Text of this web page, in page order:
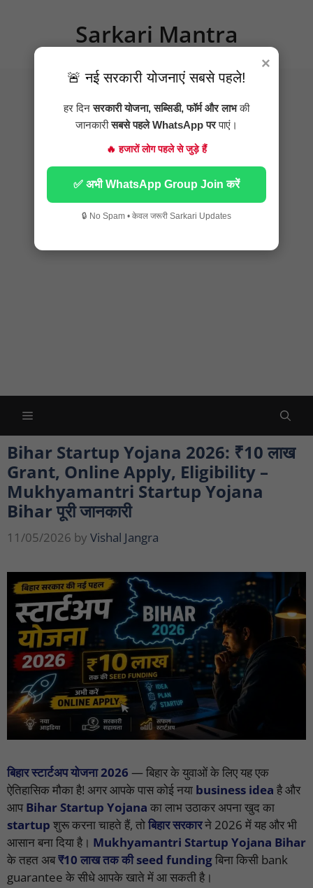
content
Sarkari Mantra
Menu
Bihar Startup Yojana 2026: ₹10 लाख
Grant, Online Apply, Eligibility –
Mukhyamantri Startup Yojana
Bihar पूरी जानकारी
11/05/2026 by Vishal Jangra
बिहार स्टार्टअप योजना 2026 — बिहार के युवाओं के लिए यह एक
ऐतिहासिक मौका है! अगर आपके पास कोई नया business idea है और
आप Bihar Startup Yojana का लाभ उठाकर अपना खुद का
startup शुरू करना चाहते हैं, तोबिहार सरकारने 2026 में यह और भी
आसान बना दिया है। Mukhyamantri Startup Yojana Bihar
के तहत अब₹10 लाख तक की seed fundingबिना किसी bank
guarantee के सीधे आपके खाते में आ सकती है।
×
🚨 नई सरकारी योजनाएं सबसे पहले!
हर दिनसरकारी योजना, सब्सिडी, फॉर्म और लाभकी
जानकारीसबसे पहले WhatsApp परपाएं।
🔥 हजारों लोग पहले से जुड़े हैं
✅ अभी WhatsApp Group Join करें
🔒 No Spam • केवल जरूरी Sarkari Updates